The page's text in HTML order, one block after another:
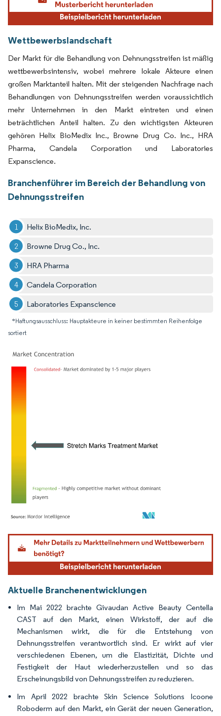
Wettbewerbslandschaft
Der Markt für die Behandlung von Dehnungsstreifen ist mäßig
wettbewerbsintensiv, wobei mehrere lokale Akteure einen
großen Marktanteil halten. Mit der steigenden Nachfrage nach
Behandlungen von Dehnungsstreifen werden voraussichtlich
mehr Unternehmen in den Markt eintreten und einen
beträchtlichen Anteil halten. Zu den wichtigsten Akteuren
gehören Helix BioMedix Inc., Browne Drug Co. Inc., HRA
Pharma, Candela Corporation und Laboratories
Expanscience.
Branchenführer im Bereich der Behandlung von
Dehnungsstreifen
Helix BioMedix, Inc.
Browne Drug Co., Inc.
HRA Pharma
Candela Corporation
Laboratories Expanscience
*Haftungsausschluss: Hauptakteure in keiner bestimmten Reihenfolge
sortiert
Bild © Mordor Intelligence. Wiederverwendung erfordert Namensnennung gemäß
Aktuelle Branchenentwicklungen
Im Mai 2022 brachte Givaudan Active Beauty Centella
CAST auf den Markt, einen Wirkstoff, der auf die
Mechanismen wirkt, die für die Entstehung von
Dehnungsstreifen verantwortlich sind. Er wirkt auf vier
verschiedenen Ebenen, um die Elastizität, Dichte und
Festigkeit der Haut wiederherzustellen und so das
Erscheinungsbild von Dehnungsstreifen zu reduzieren.
Im April 2022 brachte Skin Science Solutions Icoone
Roboderm auf den Markt, ein Gerät der neuen Generation,